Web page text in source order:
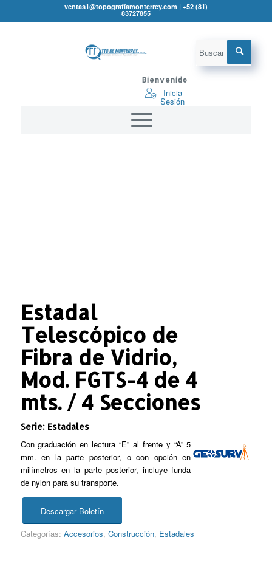
ventas1@topografíamonterrey.com | +52 (81)
83727855
Bienvenido
Inicia
Sesión
Estadal
Telescópico de
Fibra de Vidrio,
Mod. FGTS-4 de 4
mts. / 4 Secciones
Serie: Estadales
Con graduación en lectura “E” al frente y “A” 5
mm. en la parte posterior, o con opción en
milímetros en la parte posterior, incluye funda
de nylon para su transporte.
Descargar Boletín
Categorías: Accesorios, Construcción, Estadales